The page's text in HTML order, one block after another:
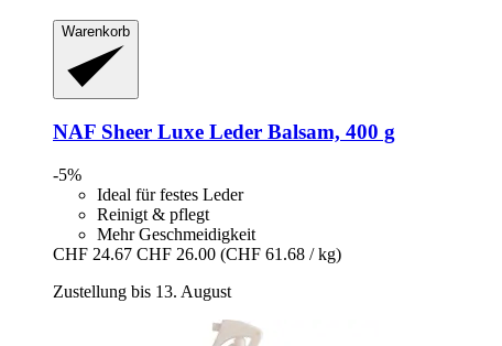
Warenkorb
NAF Sheer Luxe Leder Balsam, 400 g
-5%
Ideal für festes Leder
Reinigt & pflegt
Mehr Geschmeidigkeit
CHF 24.67 CHF 26.00 (CHF 61.68 / kg)
Zustellung bis 13. August